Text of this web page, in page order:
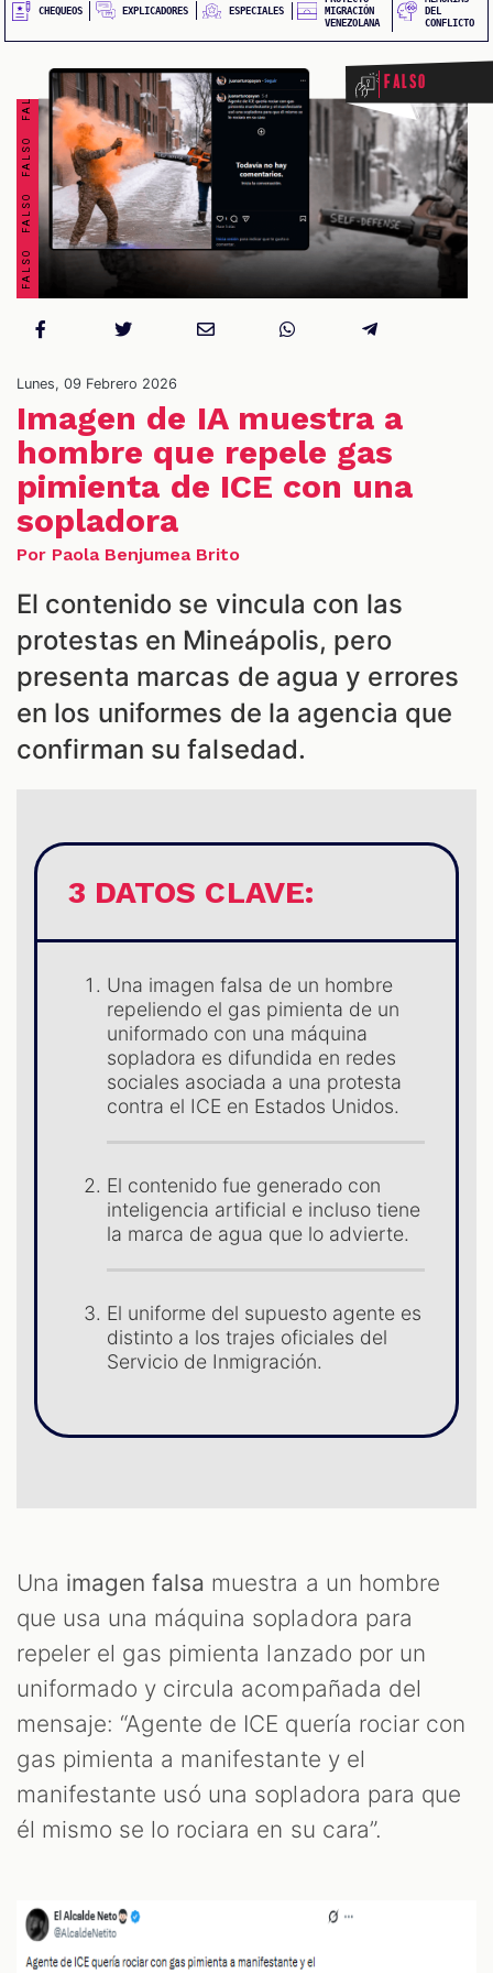
CHEQUEOS EXPLICADORES ESPECIALES
MIGRACIÓN
VENEZOLANA
DEL
CONFLICTO
Falso
Lunes, 09 Febrero 2026
Imagen de IA muestra a
hombre que repele gas
pimienta de ICE con una
sopladora
Por Paola Benjumea Brito
El contenido se vincula con las
protestas en Mineápolis, pero
presenta marcas de agua y errores
en los uniformes de la agencia que
confirman su falsedad.
3 DATOS CLAVE:
Una imagen falsa de un hombre
repeliendo el gas pimienta de un
uniformado con una máquina
sopladora es difundida en redes
sociales asociada a una protesta
contra el ICE en Estados Unidos.
El contenido fue generado con
inteligencia artificial e incluso tiene
la marca de agua que lo advierte.
El uniforme del supuesto agente es
distinto a los trajes oficiales del
Servicio de Inmigración.
Una imagen falsa muestra a un hombre
que usa una máquina sopladora para
repeler el gas pimienta lanzado por un
uniformado y circula acompañada del
mensaje: “Agente de ICE quería rociar con
gas pimienta a manifestante y el
manifestante usó una sopladora para que
él mismo se lo rociara en su cara”.